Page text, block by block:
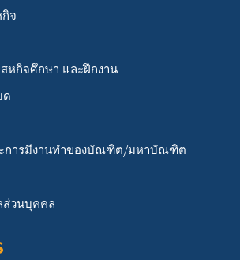
จ
หกิจศึกษา และฝึกงาน
ด
การมีงานทำของบัณฑิต/มหาบัณฑิต
ส่วนบุคคล